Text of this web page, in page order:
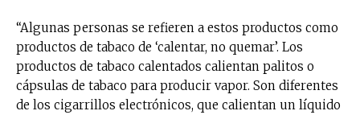
“Algunas personas se refieren a estos productos como
productos de tabaco de ‘calentar, no quemar’. Los
productos de tabaco calentados calientan palitos o
cápsulas de tabaco para producir vapor. Son diferentes
de los cigarrillos electrónicos, que calientan un líquido